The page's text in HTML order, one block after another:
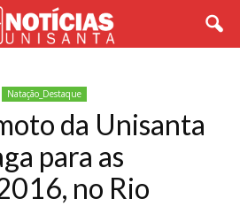
Natação_Destaque
da Unisanta
para as
no Rio